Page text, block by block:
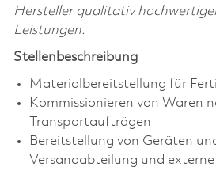
Hersteller qualitativ
Leistungen.
Stellenbeschreibung
Materialbereitstellung für
Kommissionieren von Waren
Transportaufträgen
Bereitstellung von Geräten
Versandabteilung und